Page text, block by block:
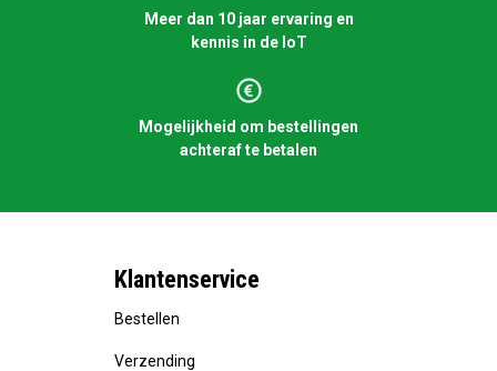
Meer dan 10 jaar ervaring en
kennis in de IoT
Mogelijkheid om bestellingen
achteraf te betalen
Klantenservice
Bestellen
Verzending